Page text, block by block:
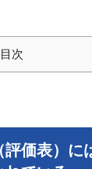
目次
評価表）に